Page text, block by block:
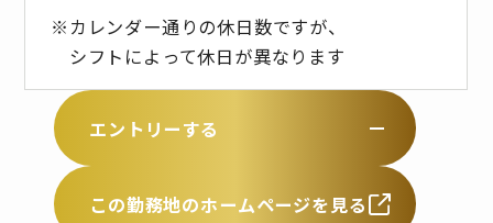
※カレンダー通りの休日数ですが、
シフトによって休日が異なります
エントリーする
この勤務地のホームページを見る